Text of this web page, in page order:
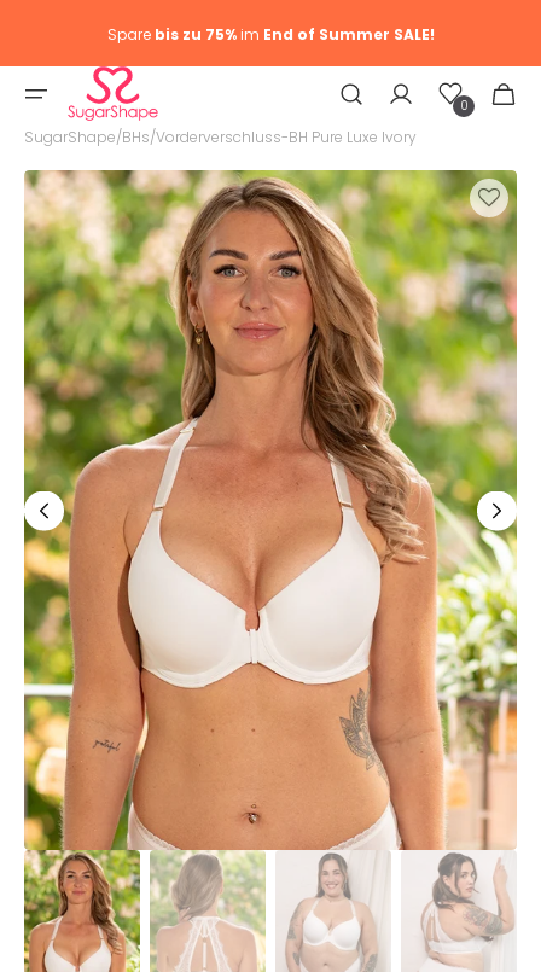
Sparebis zu 75%im End of Summer SALE!
Wunschliste
0 0
SugarShape/BHs/Vorderverschluss-BH Pure Luxe Ivory
Medien
in
Galerieansicht